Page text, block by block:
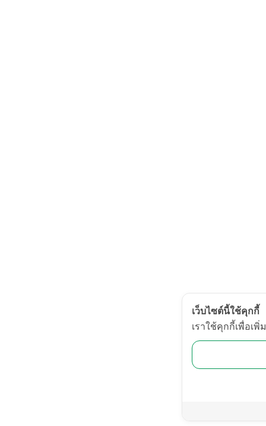
เว็บไซต์นี้ใช้คุกกี้
เราใช้คุกกี้เพื่อเ